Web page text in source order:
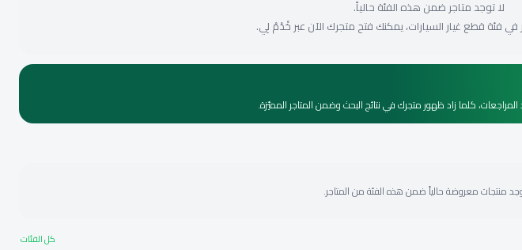
لا توجد متاجر ضمن هذه الفئة حالياً.
فئة قطع غيار السيارات، يمكنك فتح متجرك الآن عبر خْدْمْ لِي.
كلما زاد ظهور متجرك في نتائج البحث وضمن المتاجر المميّزة.
منتجات معروضة حالياً ضمن هذه الفئة من المتاجر.
كل الفئات